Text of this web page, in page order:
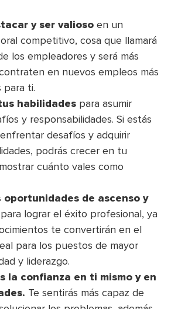
y ser valioso en un
competitivo, cosa que llamará
los empleadores y será más
en nuevos empleos más
para ti.
habilidades para asumir
y responsabilidades. Si estás
desafíos y adquirir
podrás crecer en tu
cuánto vales como
oportunidades de ascenso y
para lograr el éxito profesional, ya
te convertirán en el
para los puestos de mayor
y liderazgo.
la confianza en ti mismo y en
Te sentirás más capaz de